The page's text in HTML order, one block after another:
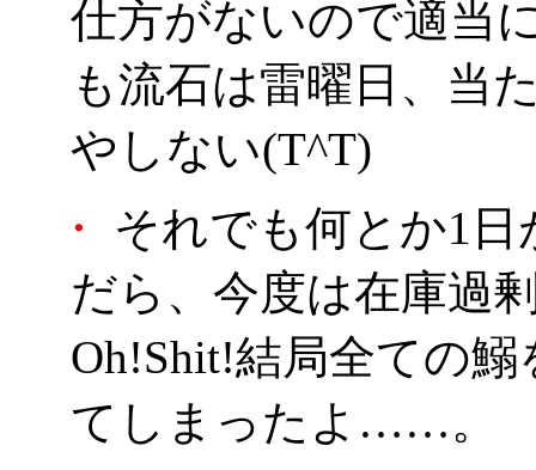
仕方がないので適当
も流石は雷曜日、当
やしない(T^T)
・
それでも何とか1
だら、今度は在庫過
Oh!Shit!結局全ての
てしまったよ……。